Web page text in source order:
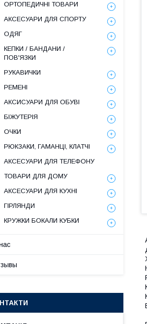
ОРТОПЕДИЧНІ ТОВАРИ
АКСЕСУАРИ ДЛЯ СПОРТУ
ОДЯГ
КЕПКИ / БАНДАНИ /
ПОВ'ЯЗКИ
РУКАВИЧКИ
РЕМЕНІ
АКСИСУАРИ ДЛЯ ОБУВІ
БІЖУТЕРІЯ
ОЧКИ
РЮКЗАКИ, ГАМАНЦІ, КЛАТЧІ
АКСЕСУАРИ ДЛЯ ТЕЛЕФОНУ
ТОВАРИ ДЛЯ ДОМУ
АКСЕСУАРИ ДЛЯ КУХНІ
ГІРЛЯНДИ
КРУЖКИ БОКАЛИ КУБКИ